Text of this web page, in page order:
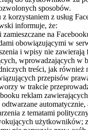
sposobów.
korzystaniem z usług
informuje, że:
zamieszczane na
obowiązującymi w
i wpisy nie zawierają
wprowadzających w
treści, jak również
przepisów
w trakcie
reklam
odtwarzane automatycznie,
z tematami
użytkowników;